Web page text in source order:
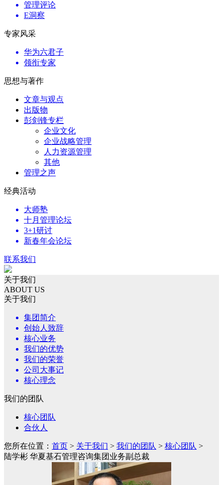
管理评论
E洞察
专家风采
华为六君子
领衔专家
思想与著作
文章与观点
出版物
彭剑锋专栏
企业文化
企业战略管理
人力资源管理
其他
管理之声
经典活动
大师塾
十月管理论坛
3+1研讨
新春年会论坛
联系我们
关于我们
ABOUT US
关于我们
集团简介
创始人致辞
核心业务
我们的优势
我们的荣誉
公司大事记
核心理念
我们的团队
核心团队
合伙人
您所在位置： 首页 > 关于我们 > 我们的团队 > 核心团队 >
陆学彬 华夏基石管理咨询集团业务副总裁